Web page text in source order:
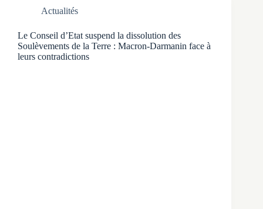
Actualités
Le Conseil d’Etat suspend la dissolution des
Soulèvements de la Terre : Macron-Darmanin face à
leurs contradictions